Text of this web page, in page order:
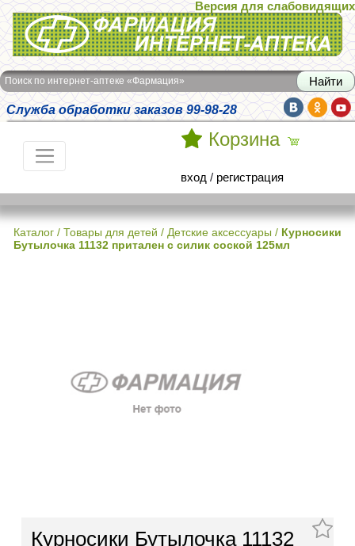
Интернет-аптека Фармация
Версия для слабовидящих
Поиск по интернет-аптеке «Фармация»
Служба обработки заказов 99-98-28
Корзина
вход / регистрация
Каталог / Товары для детей / Детские аксессуары / Курносики
Бутылочка 11132 притален с силик соской 125мл
Курносики Бутылочка 11132